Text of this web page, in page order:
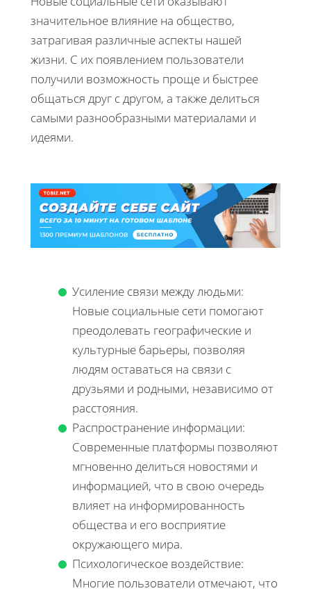
значительное влияние на общество,
затрагивая различные аспекты нашей
жизни. С их появлением пользователи
получили возможность проще и быстрее
общаться друг с другом, а также делиться
самыми разнообразными материалами и
идеями.
Усиление связи между людьми:
Новые социальные сети помогают
преодолевать географические и
культурные барьеры, позволяя
людям оставаться на связи с
друзьями и родными, независимо от
расстояния.
Распространение информации:
Современные платформы позволяют
мгновенно делиться новостями и
информацией, что в свою очередь
влияет на информированность
общества и его восприятие
окружающего мира.
Психологическое воздействие:
Многие пользователи отмечают, что